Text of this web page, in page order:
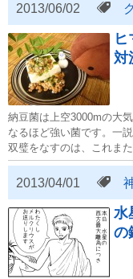
2013/06/02
対
納豆菌は上空3000mの大
なるほど強い菌です。一
双璧をなすのは、これま
ょうズバリそうでしょう。
2013/04/01
水
の